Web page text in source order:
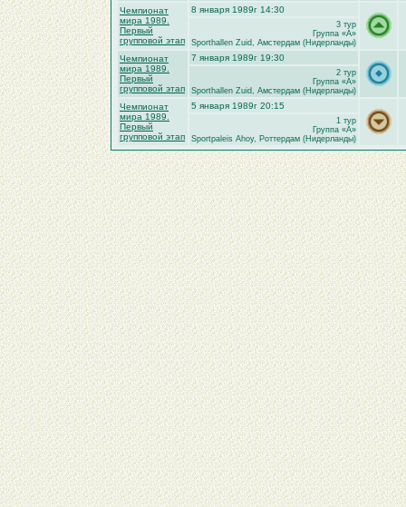
Чемпионат
мира 1989.
Первый
групповой этап
8 января 1989г 14:30
3 тур
Группа «A»
Sporthallen Zuid, Амстердам (Нидерланды)
Чемпионат
мира 1989.
Первый
групповой этап
7 января 1989г 19:30
2 тур
Группа «A»
Sporthallen Zuid, Амстердам (Нидерланды)
Чемпионат
мира 1989.
Первый
групповой этап
5 января 1989г 20:15
1 тур
Группа «A»
Sportpaleis Ahoy, Роттердам (Нидерланды)